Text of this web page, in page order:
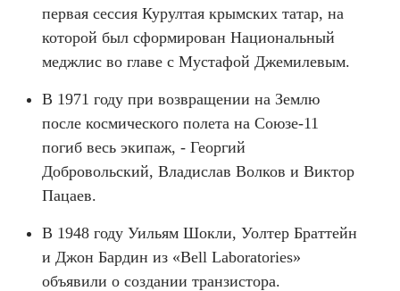
первая сессия Курултая крымских татар, на
которой был сформирован Национальный
меджлис во главе с Мустафой Джемилевым.
В 1971 году при возвращении на Землю
после космического полета на Союзе-11
погиб весь экипаж, - Георгий
Добровольский, Владислав Волков и Виктор
Пацаев.
В 1948 году Уильям Шокли, Уолтер Браттейн
и Джон Бардин из «Bell Laboratories»
объявили о создании транзистора.